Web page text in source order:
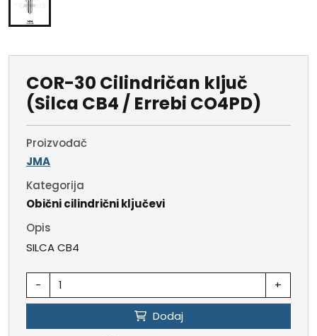
COR-30 Cilindričan ključ
(Silca CB4 / Errebi CO4PD)
Proizvođač
JMA
Kategorija
Obični cilindrični ključevi
Opis
SILCA CB4
- +
Dodaj